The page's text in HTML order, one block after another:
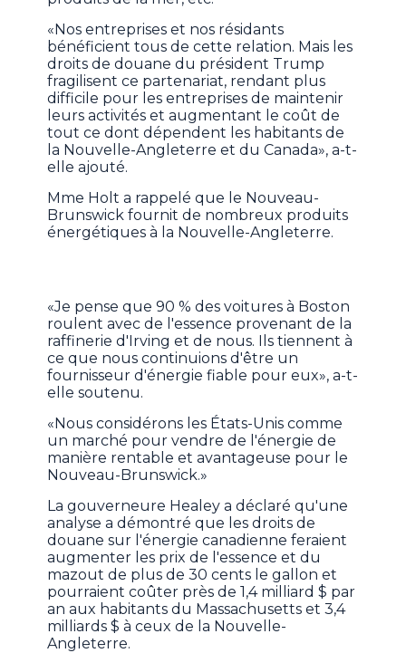
«Nos entreprises et nos résidants
bénéficient tous de cette relation. Mais les
droits de douane du président Trump
fragilisent ce partenariat, rendant plus
difficile pour les entreprises de maintenir
leurs activités et augmentant le coût de
tout ce dont dépendent les habitants de
la Nouvelle-Angleterre et du Canada», a-t-
elle ajouté.
Mme Holt a rappelé que le Nouveau-
Brunswick fournit de nombreux produits
énergétiques à la Nouvelle-Angleterre.
«Je pense que 90 % des voitures à Boston
roulent avec de l'essence provenant de la
raffinerie d'Irving et de nous. Ils tiennent à
ce que nous continuions d'être un
fournisseur d'énergie fiable pour eux», a-t-
elle soutenu.
«Nous considérons les États-Unis comme
un marché pour vendre de l'énergie de
manière rentable et avantageuse pour le
Nouveau-Brunswick.»
La gouverneure Healey a déclaré qu'une
analyse a démontré que les droits de
douane sur l'énergie canadienne feraient
augmenter les prix de l'essence et du
mazout de plus de 30 cents le gallon et
pourraient coûter près de 1,4 milliard $ par
an aux habitants du Massachusetts et 3,4
milliards $ à ceux de la Nouvelle-
Angleterre.